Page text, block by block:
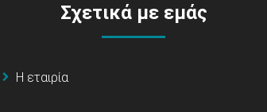
Σχετικά με εμάς
Η εταιρία